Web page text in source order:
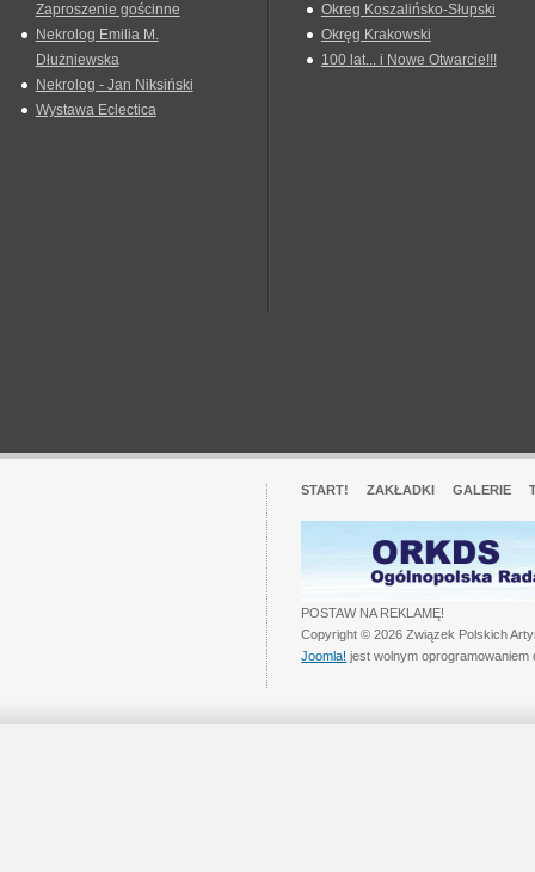
Zaproszenie gościnne
Nekrolog Emilia M.
Dłużniewska
Nekrolog - Jan Niksiński
Wystawa Eclectica
Okreg Koszalińsko-Słupski
Okręg Krakowski
100 lat... i Nowe Otwarcie!!!
START! ZAKŁADKI GALERIE
POSTAW NA REKLAMĘ!
Copyright © 2026 Związek Polskich
Joomla! jest wolnym